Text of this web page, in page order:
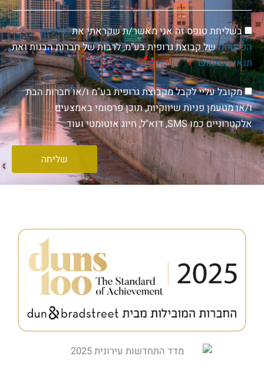
הסכמה
בשליחת טופס זה אני מאשר/ת שקראתי אתמדיניות
הפרטיותשל קבוצת גרופית בע"מ, לרבות של חברות הבנות ואת
תנאי השימוש
הסכמה
לניוזלטר
מקובל עליי לקבל מקבוצת גרופית בע"מ ו/או חברות הבת
ו/או מטעמן פניות שיווקיות, תוכן פרסומי באמצעים
אלקטרוניים כמו SMS, דוא"ל, חיוג אוטומטי ועוד
שליחה